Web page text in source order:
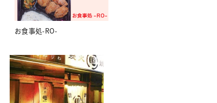
お食事処-RO-